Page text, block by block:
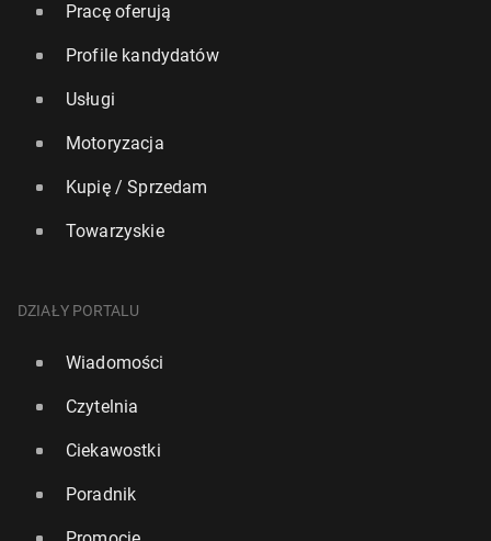
Pracę oferują
Profile kandydatów
Usługi
Motoryzacja
Kupię / Sprzedam
Towarzyskie
DZIAŁY PORTALU
Wiadomości
Czytelnia
Ciekawostki
Poradnik